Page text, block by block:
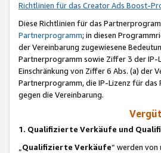
Richtlinien für das Creator Ads Boost-
Diese Richtlinien für das
Partnerprogramm; in diesen
der Vereinbarung zugewiesene
Partnerprogramm sowie Ziffer 3 der
Einschränkung von Ziffer 6 Abs. (a) der
Partnerprogramm, die IP-Lizenz für
gegen die Vereinbarung.
1. Qualifizierte Verkäufe und
Qualifizierte Verkäufe“ werden